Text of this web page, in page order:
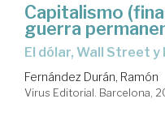
Capitalismo
guerra
el dólar, Wall Street
Fernández Durán, Ramón
Virus Editorial. Barcelona,